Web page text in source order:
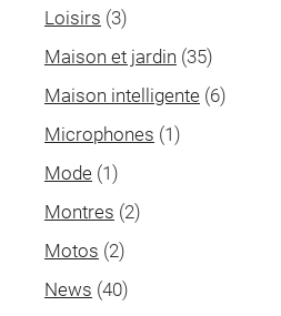
Loisirs (3)
Maison et jardin (35)
Maison intelligente (6)
Microphones (1)
Mode (1)
Montres (2)
Motos (2)
News (40)